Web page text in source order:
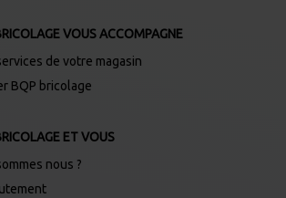
VOUS ACCOMPAGNE
de votre magasin
BQP bricolage
ET VOUS
nous ?